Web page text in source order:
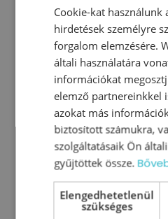
A nyugtázás
one
A nyugtázás egy konkrét
Cookie-kat használunk
hirdetések személyre
forgalom elemzésére.
általi használatára
információkat
elemző partnereinkkel
azokat más
biztosított számukra,
szolgáltatásaik Ön
gyűjtöttek össze.
Elengedhetetlenül
szükséges